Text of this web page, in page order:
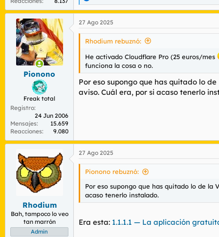
e
a
c
c
e
:
Pionono
Freak total
Registro
24 Jun 2006
Mensajes
15.659
Reacciones
9.080
27 Ago 2025
Rhodium rebuznó:
He activado Cloudflare Pro (25 euros/mes
funciona la cosa o no.
Por eso supongo que has quitado lo
aviso. Cuál era, por si acaso tenerlo
Rhodium
Bah, tampoco lo veo
tan marrón
Admin
27 Ago 2025
Pionono rebuznó:
Por eso supongo que has quitado lo de la
acaso tenerlo instalado.
Era esta: 1.1.1.1 — La aplicación